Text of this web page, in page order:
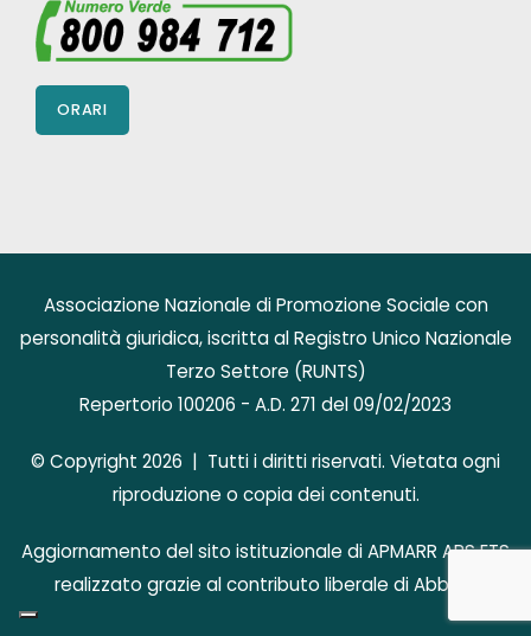
ORARI
Associazione Nazionale di Promozione Sociale con
personalità giuridica, iscritta al Registro Unico Nazionale
Terzo Settore (RUNTS)
Repertorio 100206 - A.D. 271 del 09/02/2023
© Copyright 2026 | Tutti i diritti riservati. Vietata ogni
riproduzione o copia dei contenuti.
Aggiornamento del sito istituzionale di APMARR APS ETS
realizzato grazie al contributo liberale di AbbVie